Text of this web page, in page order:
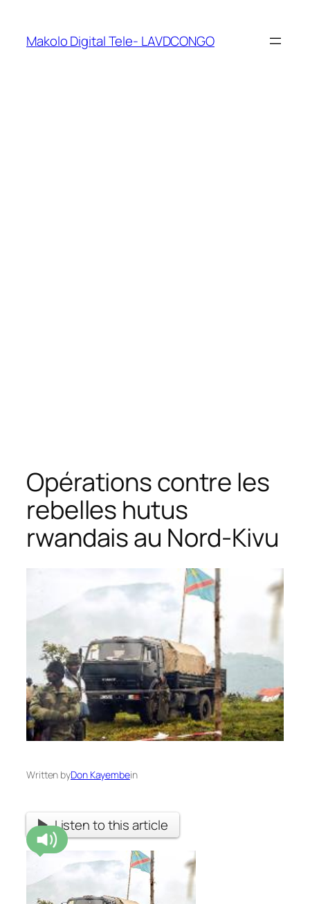
Makolo Digital Tele- LAVDCONGO
Opérations contre les
rebelles hutus
rwandais au Nord-Kivu
Written byDon Kayembein
Listen to this article